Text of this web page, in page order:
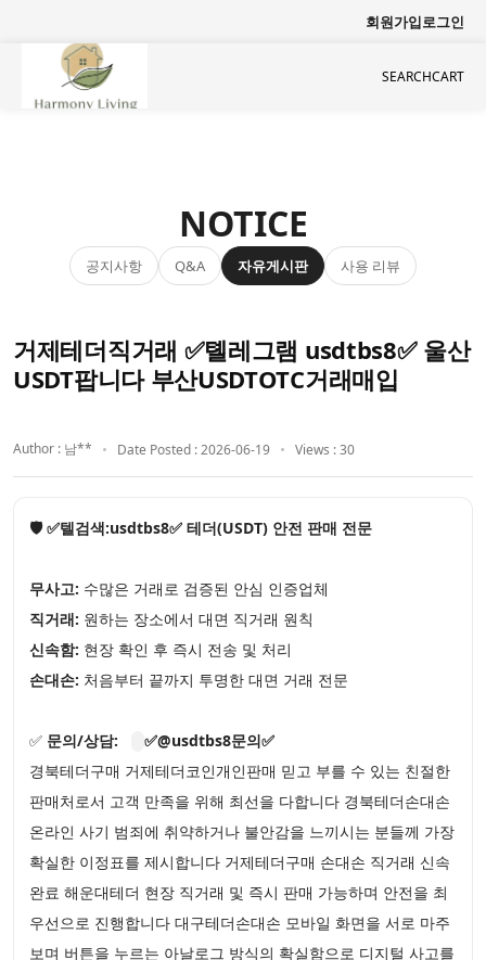
회원가입로그인
SEARCHCART
NOTICE
공지사항 Q&A 자유게시판 사용 리뷰
거제테더직거래 ✅톌레그램 usdtbs8✅ 울산
USDT팝니다 부산USDTOTC거래매입
Author : 남** Date Posted : 2026-06-19 Views : 30
🛡️ ✅텔검색:usdtbs8✅ 테더(USDT) 안전 판매 전문
무사고: 수많은 거래로 검증된 안심 인증업체
직거래: 원하는 장소에서 대면 직거래 원칙
신속함: 현장 확인 후 즉시 전송 및 처리
손대손: 처음부터 끝까지 투명한 대면 거래 전문
✅ 문의/상담:
✅@usdtbs8문의✅
경북테더구매 거제테더코인개인판매 믿고 부를 수 있는 친절한
판매처로서 고객 만족을 위해 최선을 다합니다 경북테더손대손
온라인 사기 범죄에 취약하거나 불안감을 느끼시는 분들께 가장
확실한 이정표를 제시합니다 거제테더구매 손대손 직거래 신속
완료 해운대테더 현장 직거래 및 즉시 판매 가능하며 안전을 최
우선으로 진행합니다 대구테더손대손 모바일 화면을 서로 마주
보며 버튼을 누르는 아날로그 방식의 확실함으로 디지털 사고를